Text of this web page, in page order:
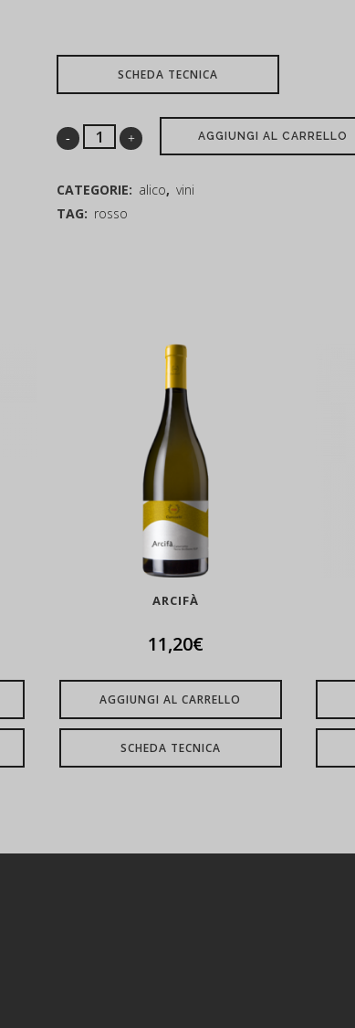
SCHEDA TECNICA
AGGIUNGI AL CARRELLO
CATEGORIE: alico, vini
TAG: rosso
ARCIFÀ
11,20€
AGGIUNGI AL CARRELLO
SCHEDA TECNICA